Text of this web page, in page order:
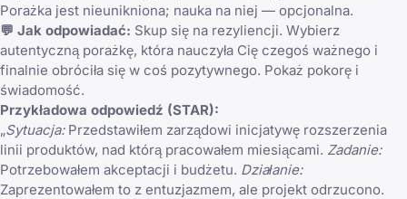
Porażka jest nieunikniona; nauka na niej — opcjonalna.
💬 Jak odpowiadać: Skup się na rezyliencji. Wybierz
autentyczną porażkę, która nauczyła Cię czegoś ważnego i
finalnie obróciła się w coś pozytywnego. Pokaż pokorę i
świadomość.
Przykładowa odpowiedź (STAR):
„Sytuacja:Przedstawiłem zarządowi inicjatywę rozszerzenia
linii produktów, nad którą pracowałem miesiącami. Zadanie:
Potrzebowałem akceptacji i budżetu. Działanie:
Zaprezentowałem to z entuzjazmem, ale projekt odrzucono.